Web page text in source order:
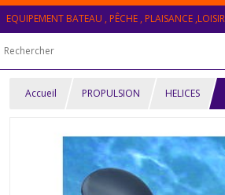
Accueil PROPULSION HELICES